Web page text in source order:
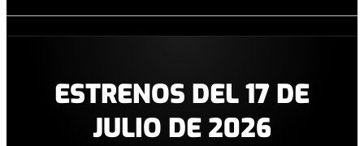
ESTRENOS DEL 17 DE
JULIO DE 2026